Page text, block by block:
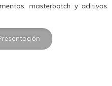
masterbatch y aditivos